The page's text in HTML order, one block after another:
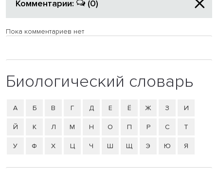
Комментарии: (0)
Пока комментариев нет
Биологический словарь
А Б В Г Д Е Ё Ж З И
Й К Л М Н О П Р С Т
У Ф Х Ц Ч Ш Щ Э Ю Я